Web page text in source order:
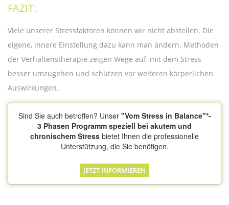
FAZIT:
Viele unserer Stressfaktoren können wir nicht abstellen. Die
eigene, innere Einstellung dazu kann man ändern. Methoden
der Verhaltenstherapie zeigen Wege auf, mit dem Stress
besser umzugehen und schützen vor weiteren körperlichen
Auswirkungen.
Sind Sie auch betroffen? Unser "Vom Stress in Balance"*-
3 Phasen Programm speziell bei akutem und
chronischem Stress bietet Ihnen die professionelle
Unterstützung, die Sie benötigen.
JETZT INFORMIEREN